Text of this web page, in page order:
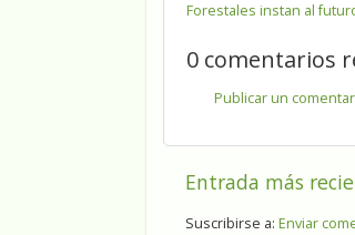
Forestales instan al
0 comentarios
Publicar un
Entrada más
Suscribirse a: Enviar